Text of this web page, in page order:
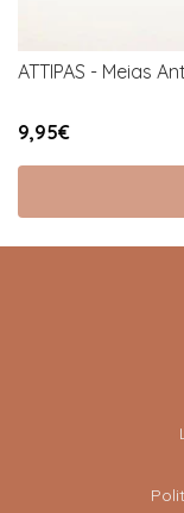
ATTIPAS - Meias
9,95€